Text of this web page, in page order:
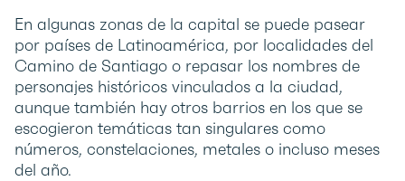
En algunas zonas de la capital se puede pasear
por países de Latinoamérica, por localidades del
Camino de Santiago o repasar los nombres de
personajes históricos vinculados a la ciudad,
aunque también hay otros barrios en los que se
escogieron temáticas tan singulares como
números, constelaciones, metales o incluso meses
del año.